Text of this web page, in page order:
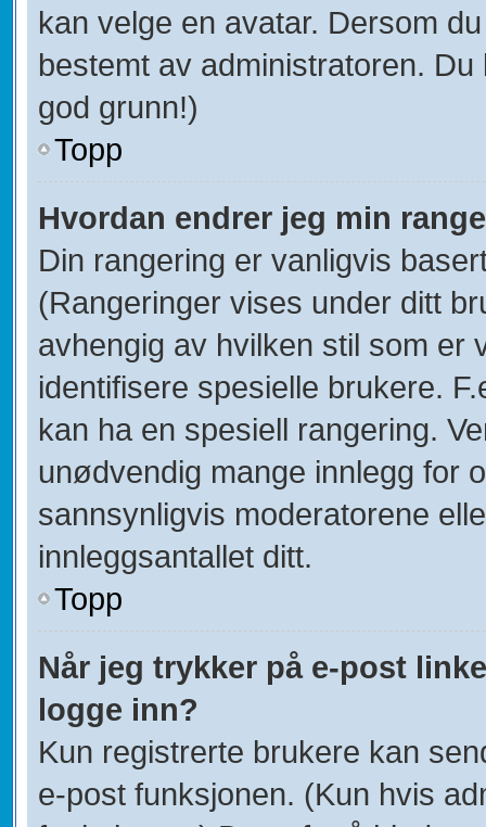
kan velge en avatar. Dersom
bestemt av administratoren.
god grunn!)
Topp
Hvordan endrer jeg min
Din rangering er vanligvis
(Rangeringer vises under ditt
avhengig av hvilken stil som er
identifisere spesielle brukere.
kan ha en spesiell rangering.
unødvendig mange innlegg for
sannsynligvis moderatorene
innleggsantallet ditt.
Topp
Når jeg trykker på e-post
logge inn?
Kun registrerte brukere kan
e-post funksjonen. (Kun hvis